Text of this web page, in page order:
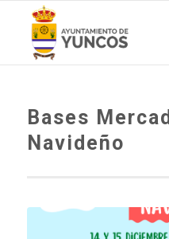
Bases
Navideño